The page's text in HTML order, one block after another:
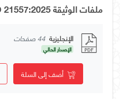
ملفات الوثيقة ISO 21557:2025
الإنجليزية 44 صفحات
الإصدار الحالي
أضف إلى السلة